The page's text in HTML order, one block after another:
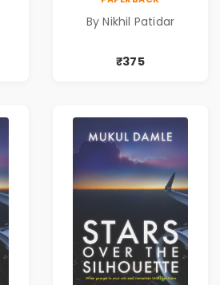
By Nikhil Patidar
₹375